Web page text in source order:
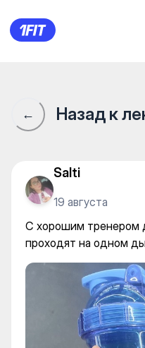
← Назад к
Salti
19 августа
С хорошим тренером
проходят на одном